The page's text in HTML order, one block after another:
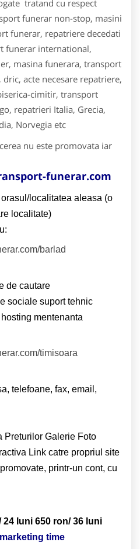
tratand cu respect
funerar non-stop, masini
funerar, repatriere decedati
funerar international,
masina funerara, transport
acte necesare repatriere,
cimitir, transport
repatrieri Italia, Grecia,
Norvegia etc
nu este promovata iar
funerar.com
orasul/localitatea aleasa (o
localitate)
barlad
de cautare
sociale suport tehnic
hosting mentenanta
timisoara
telefoane, fax, email,
Preturilor Galerie Foto
Link catre propriul site
printr-un cont, cu
24 luni 650 ron/ 36 luni
time